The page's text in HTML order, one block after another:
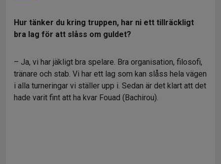
Hur tänker du kring truppen, har ni ett tillräckligt
bra lag för att slåss om guldet?
– Ja, vi har jäkligt bra spelare. Bra organisation, filosofi,
tränare och stab. Vi har ett lag som kan slåss hela vägen
i alla turneringar vi ställer upp i. Sedan är det klart att det
hade varit fint att ha kvar Fouad (Bachirou).